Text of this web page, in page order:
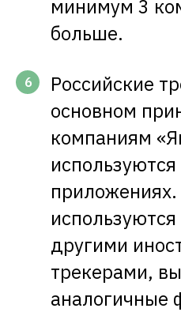
минимум 3
больше.
6
Российские
основном
компаниям
приложениях.
другими
трекерами,
аналогичные